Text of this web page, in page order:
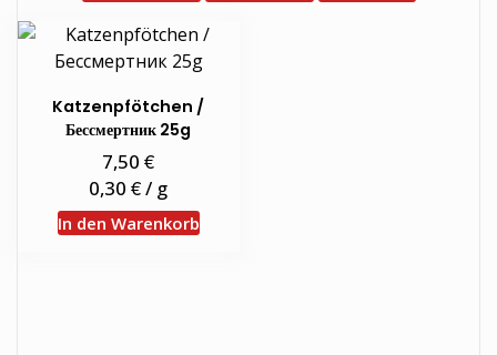
Katzenpfötchen /
Бессмертник 25g
7,50€
0,30€/ g
In den Warenkorb